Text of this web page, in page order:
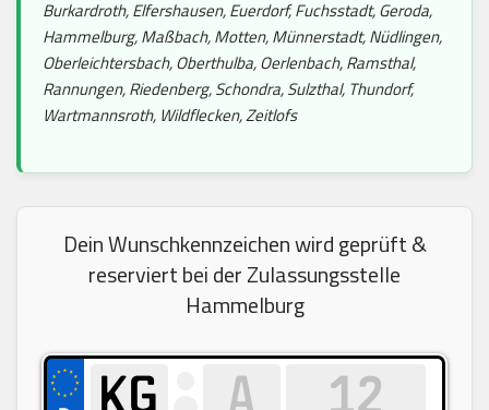
Burkardroth, Elfershausen, Euerdorf, Fuchsstadt, Geroda,
Hammelburg, Maßbach, Motten, Münnerstadt, Nüdlingen,
Oberleichtersbach, Oberthulba, Oerlenbach, Ramsthal,
Rannungen, Riedenberg, Schondra, Sulzthal, Thundorf,
Wartmannsroth, Wildflecken, Zeitlofs
Dein Wunschkennzeichen wird geprüft &
reserviert bei der Zulassungsstelle
Hammelburg